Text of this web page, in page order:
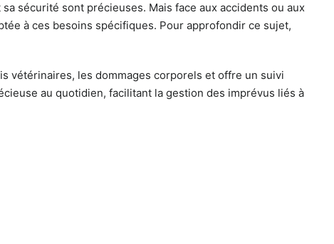
sécurité sont précieuses. Mais face aux accidents ou aux
à ces besoins spécifiques. Pour approfondir ce sujet,
vétérinaires, les dommages corporels et offre un suivi
au quotidien, facilitant la gestion des imprévus liés à